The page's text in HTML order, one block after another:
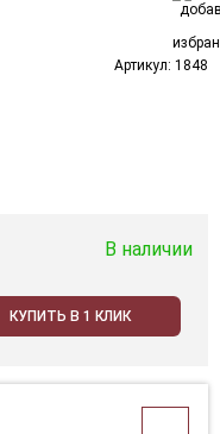
Артикул: 1848
В наличии
КУПИТЬ В 1 КЛИК